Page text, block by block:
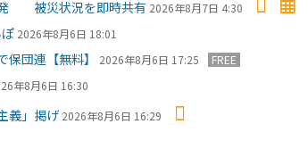
発 被災状況を即時共有 2026年8月7日 4:30
2026年8月6日 18:01
団連【無料】 2026年8月6日 17:25 FREE
年8月6日 16:30
義」掲げ 2026年8月6日 16:29